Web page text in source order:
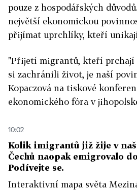
pouze z hospodářských
největší ekonomickou
přijímat uprchlíky, kteří
"Přijetí migrantů, kteří prchají
si zachránili život, je naší
Kopaczová na tiskové
ekonomického fóra v
10:02
Kolik imigrantů již žije v
Čechů naopak emigrovalo
Podívejte se.
Interaktivní mapa světa